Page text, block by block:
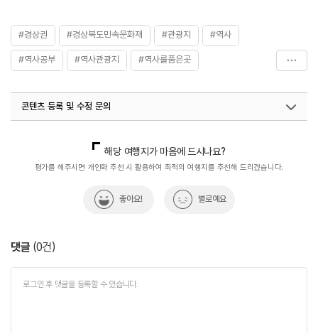
#경상권 #경상북도민속문화재 #관광지 #역사
#역사공부 #역사관광지 #역사를품은곳
#역사유적지 #역사이야기
콘텐츠 등록 및 수정 문의
해당 여행지가 마음에 드시나요?
평가를 해주시면 개인화 추천 시 활용하여 최적의 여행지를 추천해 드리겠습니다.
좋아요! 별로예요
댓글 (0건)